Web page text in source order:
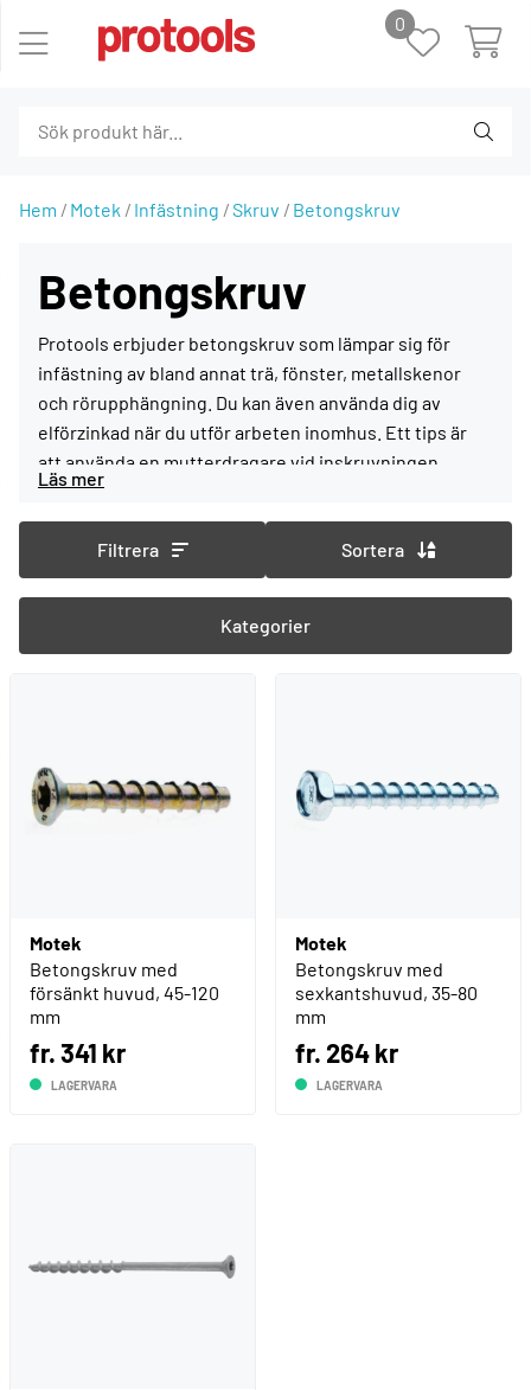
0
Hem Motek Infästning Skruv Betongskruv
Betongskruv
Protools erbjuder betongskruv som lämpar sig för
infästning av bland annat trä, fönster, metallskenor
och rörupphängning. Du kan även använda dig av
elförzinkad när du utför arbeten inomhus. Ett tips är
att använda en mutterdragare vid inskruvningen.
Fördelen är att du utan plugg kan säkra infästningarna
och skruva direkt i olika typer av murverk såsom
betong, tegel och sten.
Filtrera Sortera
Kategorier
Motek
Betongskruv med
försänkt huvud, 45-120
mm
fr. 341 kr
LAGERVARA
Motek
Betongskruv med
sexkantshuvud, 35-80
mm
fr. 264 kr
LAGERVARA